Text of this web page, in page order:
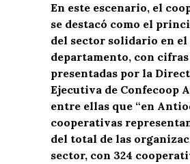
En este escenario, el
se destacó como el
del sector solidario en el
departamento, con cifras
presentadas por la
Ejecutiva de Confecoop
entre ellas que “en
cooperativas representan
del total de las
sector, con 324